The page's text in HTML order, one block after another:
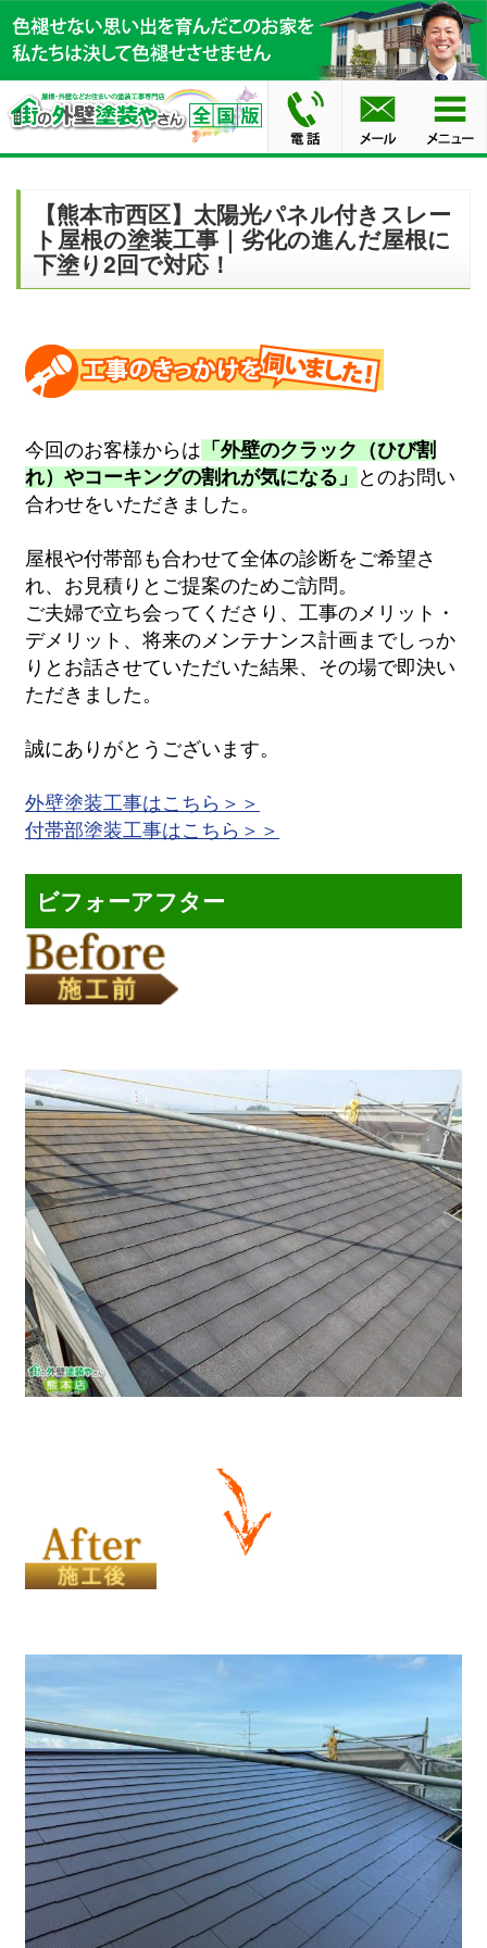
【熊本市西区】太陽光パネル付きスレー
ト屋根の塗装工事｜劣化の進んだ屋根に
下塗り2回で対応！
今回のお客様からは 「外壁のクラック（ひび割
れ）やコーキングの割れが気になる」
とのお問い
合わせをいただきました。
屋根や付帯部も合わせて全体の診断をご希望さ
れ、お見積りとご提案のためご訪問。
ご夫婦で立ち会ってくださり、工事のメリット・
デメリット、将来のメンテナンス計画までしっか
りとお話させていただいた結果、その場で即決い
ただきました。
誠にありがとうございます。
外壁塗装工事はこちら＞＞
付帯部塗装工事はこちら＞＞
ビフォーアフター